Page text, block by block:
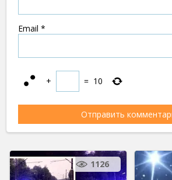
Email *
+ = 10
1126